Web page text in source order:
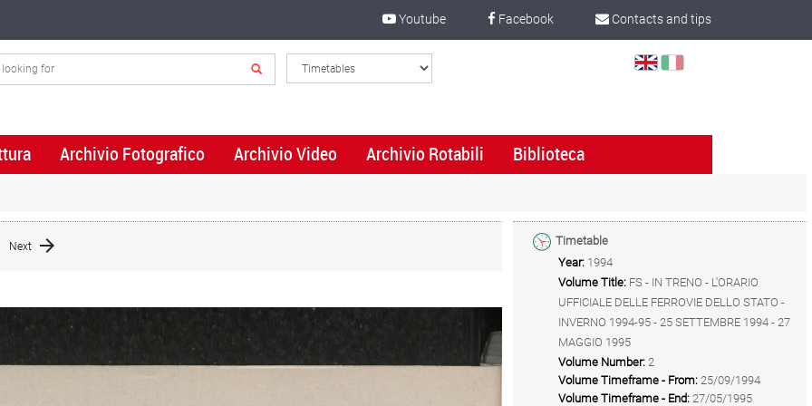
Contacts and tips
Facebook
Youtube
Select
Archivio Fotografico Archivio Video Archivio Rotabili Biblioteca
Next
Timetable
Year: 1994
Volume Title: FS - IN TRENO - L'ORARIO
UFFICIALE DELLE FERROVIE DELLO STATO -
INVERNO 1994-95 - 25 SETTEMBRE 1994 - 27
MAGGIO 1995
Volume Number: 2
Volume Timeframe - From: 25/09/1994
Volume Timeframe - End: 27/05/1995